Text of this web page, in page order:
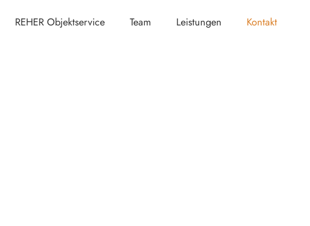
REHER Objektservice Team Leistungen Kontakt